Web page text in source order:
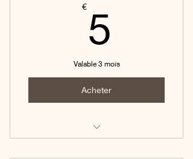
€ 5
Valable 3 mois
Acheter